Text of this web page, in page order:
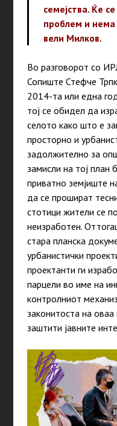
семејства. Ќе
проблем и
вели Милков.
Во разговорот со
Сопиште Стефче
2014-та или една
тој се обидел да
селото како што е
просторно и
задолжително за
замисли на тој план
приватно земјиште
да се прошират
стотици жители се
неизработен.
стара планска
урбанистички
проектанти ги
парцели во име на
контролниот
законитоста на
заштити јавните